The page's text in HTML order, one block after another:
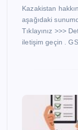
Kazakistan
aşağıdaki
Tıklayınız >>>
iletişim geçin .